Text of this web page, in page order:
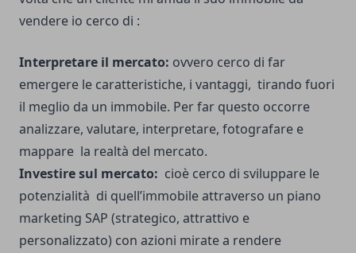
vendere io cerco di :
Interpretare il mercato: ovvero cerco di far
emergere le caratteristiche, i vantaggi, tirando fuori
il meglio da un immobile. Per far questo occorre
analizzare, valutare, interpretare, fotografare e
mappare la realtà del mercato.
Investire sul mercato: cioè cerco di sviluppare le
potenzialità di quell’immobile attraverso un piano
marketing SAP (strategico, attrattivo e
personalizzato) con azioni mirate a rendere